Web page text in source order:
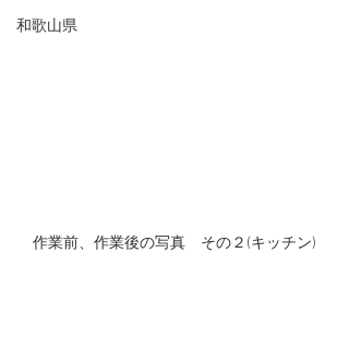
和歌山県
作業前、作業後の写真　その２(キッチン)